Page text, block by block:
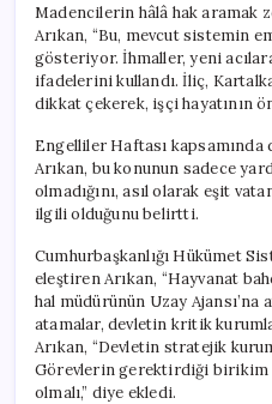
Madencilerin hâlâ hak aramak
Arıkan, “Bu, mevcut sistemin
gösteriyor. İhmaller, yeni
ifadelerini kullandı. İliç,
dikkat çekerek, işçi hayatının
Engelliler Haftası
Arıkan, bu konunun sadece
olmadığını, asıl olarak eşit
ilgili olduğunu belirtti.
Cumhurbaşkanlığı Hükümet
eleştiren Arıkan, “Hayvanat
hal müdürünün Uzay Ajansı’na
atamalar, devletin kritik
Arıkan, “Devletin stratejik
Görevlerin gerektirdiği birikim
olmalı,” diye ekledi.